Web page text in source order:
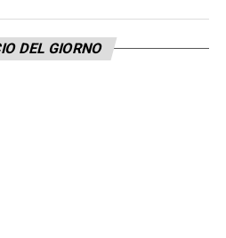
ha spiegato ieri per
Perché a
DEL GIORNO